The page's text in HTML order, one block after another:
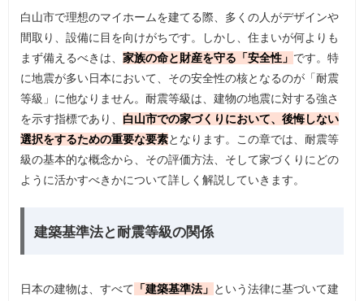
白山市で理想のマイホームを建てる際、多くの人がデザインや
間取り、設備に目を向けがちです。しかし、住まいが何よりも
まず備えるべきは、家族の命と財産を守る「安全性」 です。特
に地震が多い日本において、その安全性の核となるのが「耐震
等級」に他なりません。耐震等級は、建物の地震に対する強さ
を示す指標であり、 白山市での家づくりにおいて、後悔しない
選択をするための重要な要素となります。この章では、耐震等
級の基本的な概念から、その評価方法、そして家づくりにどの
ように活かすべきかについて詳しく解説していきます。
建築基準法と耐震等級の関係
日本の建物は、すべて 「建築基準法」 という法律に基づいて建